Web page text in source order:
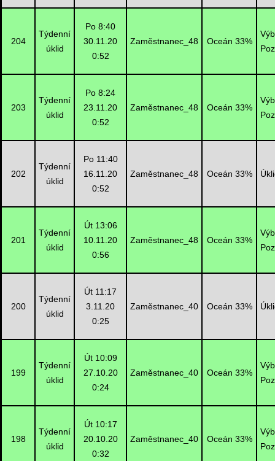
204
Týdenní
úklid
Po 8:40
30.11.20
0:52
Zaměstnanec_48 Oceán 33%
203
Týdenní
úklid
Po 8:24
23.11.20
0:52
Zaměstnanec_48 Oceán 33%
202
Týdenní
úklid
Po 11:40
16.11.20
0:52
Zaměstnanec_48 Oceán 33%
201
Týdenní
úklid
Út 13:06
10.11.20
0:56
Zaměstnanec_48 Oceán 33%
200
Týdenní
úklid
Út 11:17
3.11.20
0:25
Zaměstnanec_40 Oceán 33%
199
Týdenní
úklid
Út 10:09
27.10.20
0:24
Zaměstnanec_40 Oceán 33%
198
Týdenní
úklid
Út 10:17
20.10.20
0:32
Zaměstnanec_40 Oceán 33%